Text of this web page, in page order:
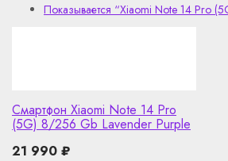
Показывается “Xiaomi Note 14 Pro
Смартфон Xiaomi Note 14 Pro
(5G) 8/256 Gb Lavender Purple
21 990 ₽